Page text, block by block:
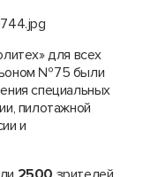
для всех
№75 были
специальных
пилотажной
и